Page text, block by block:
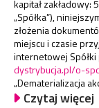
kapitał zakładowy:
„Spółka”),
złożenia
miejscu i czasie
internetowej
dystrybucja.pl/o-
„Dematerializacja
Czytaj więcej